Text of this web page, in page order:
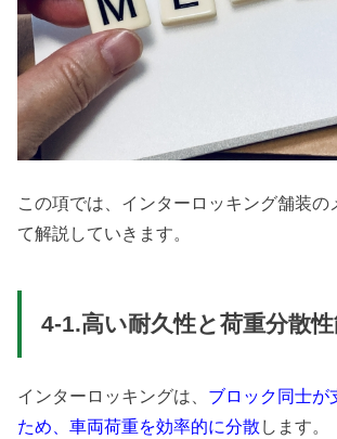
この項では、インターロッキング舗装の
て解説していきます。
4-1.高い耐久性と荷重分散
インターロッキングは、 ブロック同士が
ため、車両荷重を効率的に分散 します。